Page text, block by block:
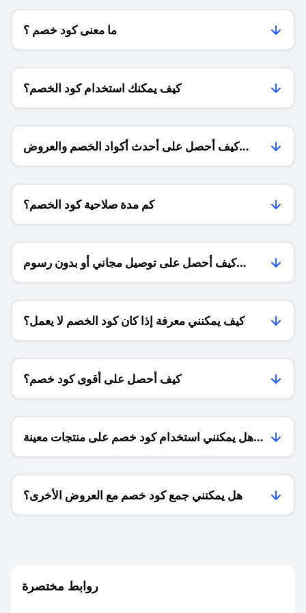
ما معنى كود خصم ؟
كيف يمكنك استخدام كود الخصم؟
كيف أحصل على أحدث أكواد الخصم والعروض
للمتاجر؟
كم مدة صلاحية كود الخصم؟
كيف أحصل على توصيل مجاني أو بدون رسوم
الشحن ؟
كيف يمكنني معرفة إذا كان كود الخصم لا يعمل؟
كيف أحصل على أقوى كود خصم؟
هل يمكنني استخدام كود خصم على منتجات معينة
فقط؟
هل يمكنني جمع كود خصم مع العروض الأخرى؟
روابط مختصرة